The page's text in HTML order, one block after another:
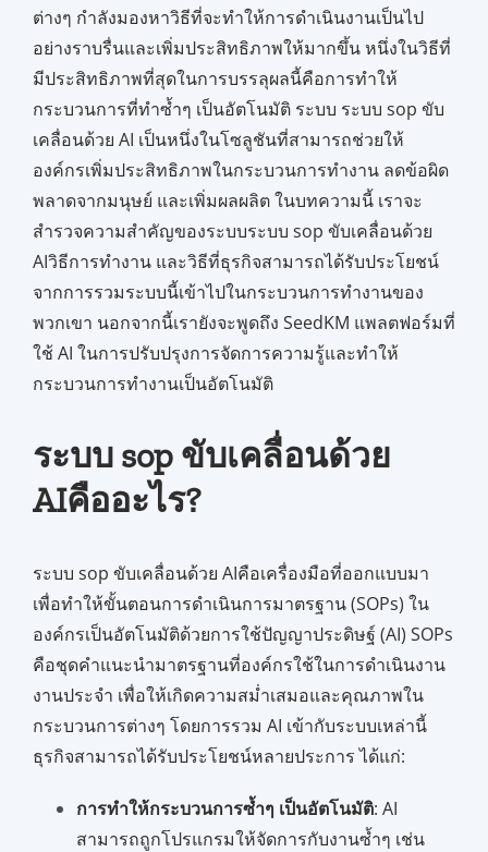
ต่างๆ กำลังมองหาวิธีที่จะทำให้การดำเนินงานเป็นไป
อย่างราบรื่นและเพิ่มประสิทธิภาพให้มากขึ้น หนึ่งในวิธีที่
มีประสิทธิภาพที่สุดในการบรรลุผลนี้คือการทำให้
กระบวนการที่ทำซ้ำๆ เป็นอัตโนมัติ ระบบ ระบบ sop ขับ
เคลื่อนด้วย AI เป็นหนึ่งในโซลูชันที่สามารถช่วยให้
องค์กรเพิ่มประสิทธิภาพในกระบวนการทำงาน ลดข้อผิด
พลาดจากมนุษย์ และเพิ่มผลผลิต ในบทความนี้ เราจะ
สำรวจความสำคัญของระบบระบบ sop ขับเคลื่อนด้วย
AIวิธีการทำงาน และวิธีที่ธุรกิจสามารถได้รับประโยชน์
จากการรวมระบบนี้เข้าไปในกระบวนการทำงานของ
พวกเขา นอกจากนี้เรายังจะพูดถึง SeedKM แพลตฟอร์มที่
ใช้ AI ในการปรับปรุงการจัดการความรู้และทำให้
กระบวนการทำงานเป็นอัตโนมัติ
ระบบ sop ขับเคลื่อนด้วย
AIคืออะไร?
ระบบ sop ขับเคลื่อนด้วย AIคือเครื่องมือที่ออกแบบมา
เพื่อทำให้ขั้นตอนการดำเนินการมาตรฐาน (SOPs) ใน
องค์กรเป็นอัตโนมัติด้วยการใช้ปัญญาประดิษฐ์ (AI) SOPs
คือชุดคำแนะนำมาตรฐานที่องค์กรใช้ในการดำเนินงาน
งานประจำ เพื่อให้เกิดความสม่ำเสมอและคุณภาพใน
กระบวนการต่างๆ โดยการรวม AI เข้ากับระบบเหล่านี้
ธุรกิจสามารถได้รับประโยชน์หลายประการ ได้แก่:
การทำให้กระบวนการซ้ำๆ เป็นอัตโนมัติ: AI
สามารถถูกโปรแกรมให้จัดการกับงานซ้ำๆ เช่น